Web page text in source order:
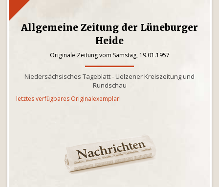
Allgemeine Zeitung der Lüneburger
Heide
Originale Zeitung vom Samstag, 19.01.1957
Niedersächsisches Tageblatt - Uelzener Kreiszeitung und
Rundschau
letztes verfügbares Originalexemplar!